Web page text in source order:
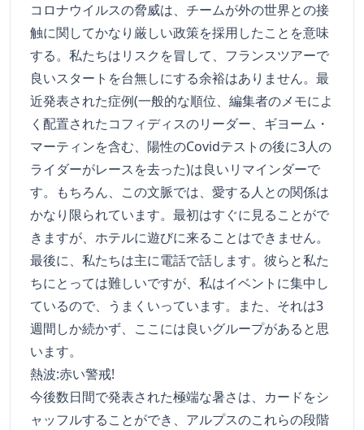
コロナウイルスの脅威は、チームが外の世界との接
触に関してかなり厳しい政策を採用したことを意味
する。私たちはリスクを冒して、フランスツアーで
良いスタートを台無しにする余裕はありません。最
近発表された症例(一般的な順位、編集者のメモによ
く配置されたコフィディスのリーダー、ギヨーム・
マーティンを含む、陽性のCovidテストの後に3人の
ライダーがレースを去った)は良いリマインダーで
す。もちろん、この文脈では、愛する人との関係は
かなり限られています。最初はすぐに見ることがで
きますが、ホテルに遊びに来ることはできません。
最後に、私たちは主に電話で話します。彼らと私た
ちにとっては難しいですが、私はイベントに集中し
ているので、うまくいっています。また、それは3
週間しか続かず、ここには良いグループがあると思
います。
熱波:赤い警戒!
今後数日間で発表された極端な暑さは、カードをシ
ャッフルすることができ、アルプスのこれらの段階